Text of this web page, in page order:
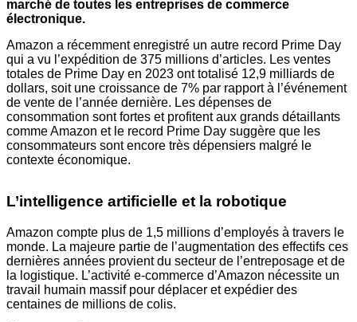
marché de toutes les entreprises de commerce
électronique.
Amazon a récemment enregistré un autre record Prime Day
qui a vu l’expédition de 375 millions d’articles. Les ventes
totales de Prime Day en 2023 ont totalisé 12,9 milliards de
dollars, soit une croissance de 7% par rapport à l’événement
de vente de l’année dernière. Les dépenses de
consommation sont fortes et profitent aux grands détaillants
comme Amazon et le record Prime Day suggère que les
consommateurs sont encore très dépensiers malgré le
contexte économique.
L’intelligence artificielle et la robotique
Amazon compte plus de 1,5 millions d’employés à travers le
monde. La majeure partie de l’augmentation des effectifs ces
dernières années provient du secteur de l’entreposage et de
la logistique. L’activité e-commerce d’Amazon nécessite un
travail humain massif pour déplacer et expédier des
centaines de millions de colis.